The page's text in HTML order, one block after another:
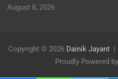
August 8, 2026
Copyright © 2026 Dainik Jayant
Proudly Powered